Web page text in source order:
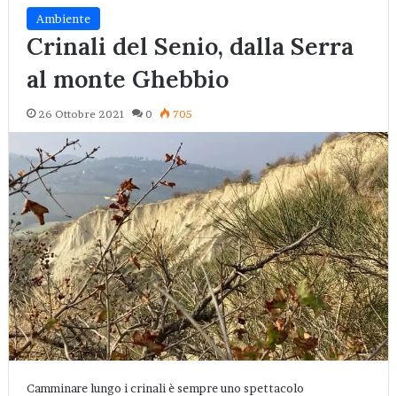
Ambiente
Crinali del Senio, dalla Serra
al monte Ghebbio
26 Ottobre 2021 0 705
Camminare lungo i crinali è sempre uno spettacolo